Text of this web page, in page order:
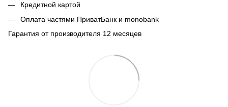
Кредитной картой
Оплата частями ПриватБанк и monobank
Гарантия от производителя 12 месяцев